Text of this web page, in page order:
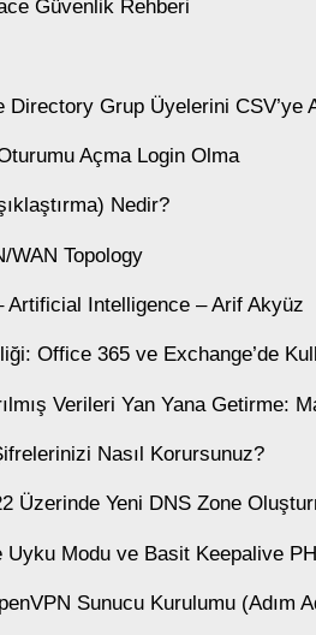
Güvenlik Rehberi
Directory Grup Üyelerini CSV’ye
Açma Login Olma
Nedir?
WAN Topology
Artificial Intelligence – Arif Akyüz
Office 365 ve Exchange’de
Verileri Yan Yana Getirme:
Nasıl Korursunuz?
Üzerinde Yeni DNS Zone
Uyku Modu ve Basit Keepalive
Sunucu Kurulumu (Adım